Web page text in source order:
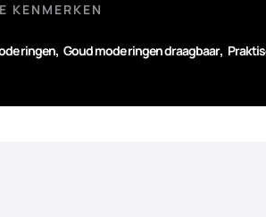
KENMERKEN
ringen, Goud mode ringen draagbaar,